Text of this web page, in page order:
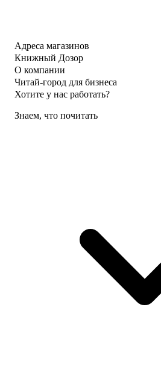
Адреса магазинов
Книжный Дозор
О компании
Читай-город для бизнеса
Хотите у нас работать?
Знаем, что почитать